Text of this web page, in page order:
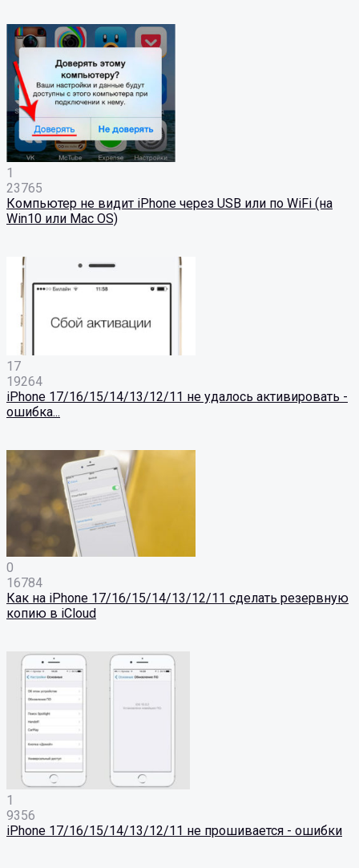
1
23765
Компьютер не видит iPhone через USB или по WiFi (на
Win10 или Mac OS)
17
19264
iPhone 17/16/15/14/13/12/11 не удалось активировать -
ошибка...
0
16784
Как на iPhone 17/16/15/14/13/12/11 сделать резервную
копию в iCloud
1
9356
iPhone 17/16/15/14/13/12/11 не прошивается - ошибки